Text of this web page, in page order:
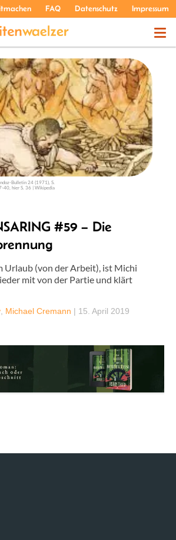
FAQ Datenschutz Impressum
THEMEN
PODCASTS
ÜBER UNS
Bulletin 24 (1971), S.
40, hier S. 36 | Wikipedia
#59 – Die
Urlaub (von der Arbeit), ist Michi
mit von der Partie und klärt
Michael Cremann | 15. April 2019